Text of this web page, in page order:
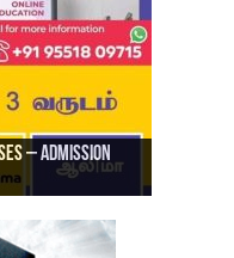
– Admission
– BA Arabic
Al Hajiri
Riyadh